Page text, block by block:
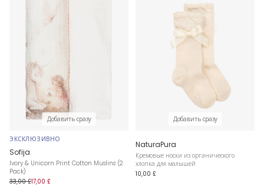
Добавить сразу
ЭКСКЛЮЗИВНО
Sofija
Ivory & Unicorn Print Cotton Muslins (2
Pack)
33,00 £17,00 £
Добавить сразу
NaturaPura
Кремовые носки из органического
хлопка для малышей
10,00 £